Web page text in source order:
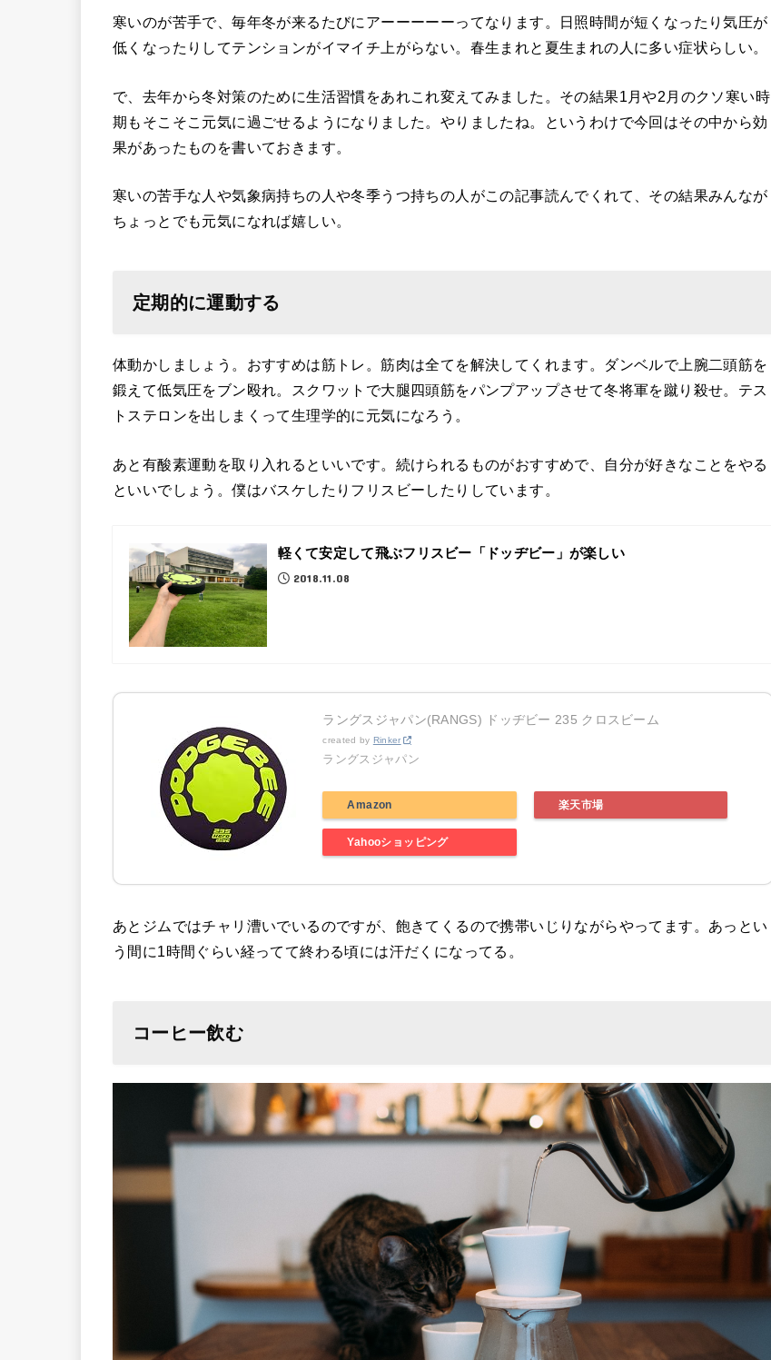
寒いのが苦手で、毎年冬が来るたびにアーーーーーってなります。日照時間が短くなったり気圧が
低くなったりしてテンションがイマイチ上がらない。春生まれと夏生まれの人に多い症状らしい。
で、去年から冬対策のために生活習慣をあれこれ変えてみました。その結果1月や2月のクソ寒い時
期もそこそこ元気に過ごせるようになりました。やりましたね。というわけで今回はその中から効
果があったものを書いておきます。
寒いの苦手な人や気象病持ちの人や冬季うつ持ちの人がこの記事読んでくれて、その結果みんなが
ちょっとでも元気になれば嬉しい。
定期的に運動する
体動かしましょう。おすすめは筋トレ。筋肉は全てを解決してくれます。ダンベルで上腕二頭筋を
鍛えて低気圧をブン殴れ。スクワットで大腿四頭筋をパンプアップさせて冬将軍を蹴り殺せ。テス
トステロンを出しまくって生理学的に元気になろう。
あと有酸素運動を取り入れるといいです。続けられるものがおすすめで、自分が好きなことをやる
といいでしょう。僕はバスケしたりフリスビーしたりしています。
軽くて安定して飛ぶフリスビー「ドッヂビー」が楽しい
2018.11.08
ラングスジャパン(RANGS) ドッヂビー 235 クロスビーム
created by Rinker
ラングスジャパン
Amazon 楽天市場
Yahooショッピング
あとジムではチャリ漕いでいるのですが、飽きてくるので携帯いじりながらやってます。あっとい
う間に1時間ぐらい経ってて終わる頃には汗だくになってる。
コーヒー飲む